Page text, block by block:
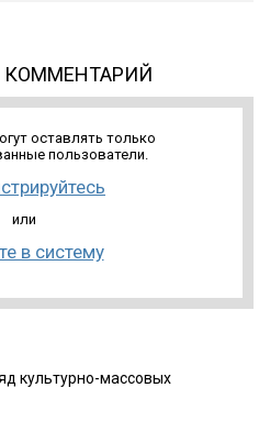
КОММЕНТАРИЙ
оставлять только
пользователи.
или
в систему
культурно-массовых